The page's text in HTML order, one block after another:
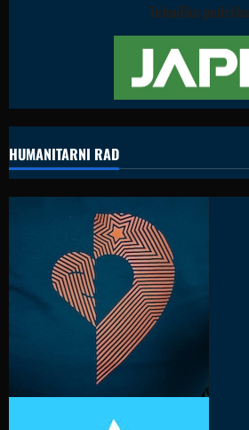
Tehnička podrška
HUMANITARNI RAD